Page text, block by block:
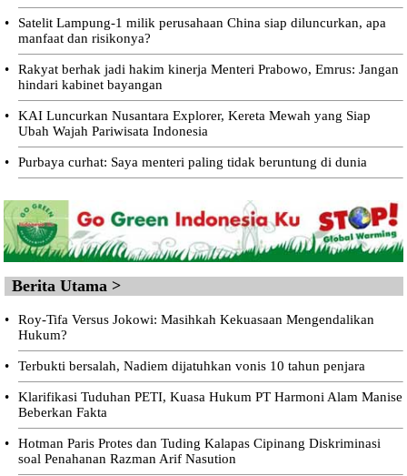
•
Satelit Lampung-1 milik perusahaan China siap diluncurkan, apa
manfaat dan risikonya?
•
Rakyat berhak jadi hakim kinerja Menteri Prabowo, Emrus: Jangan
hindari kabinet bayangan
•
KAI Luncurkan Nusantara Explorer, Kereta Mewah yang Siap
Ubah Wajah Pariwisata Indonesia
• Purbaya curhat: Saya menteri paling tidak beruntung di dunia
Berita Utama >
•
Roy-Tifa Versus Jokowi: Masihkah Kekuasaan Mengendalikan
Hukum?
• Terbukti bersalah, Nadiem dijatuhkan vonis 10 tahun penjara
•
Klarifikasi Tuduhan PETI, Kuasa Hukum PT Harmoni Alam Manise
Beberkan Fakta
•
Hotman Paris Protes dan Tuding Kalapas Cipinang Diskriminasi
soal Penahanan Razman Arif Nasution